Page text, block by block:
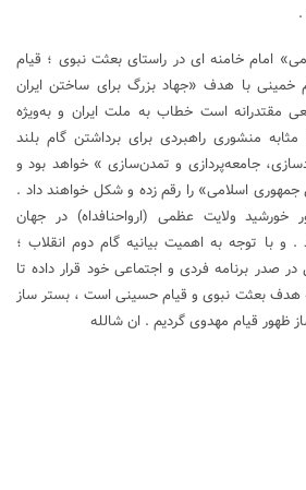
.
امام خامنه ای در راستای بعثت نبوی ؛ قیام
خمینی با هدف «جهاد بزرگ برای ساختن ایران
مقتدرانه است خطاب به ملت ایران و به‌ویژه
منشوری راهبردی برای برداشتن گام بلند
جامعه‌پردازی و تمدن‌سازی » خواهد بود و
اسلامی» را رقم زده و شکل خواهند داد .
خورشید ولایت عظمی (ارواحنافداه) در جهان
و با توجه به اهمیت بیانیه گام دوم انقلاب ؛
صدر برنامه فردی و اجتماعی خود قرار داده تا
هدف بعثت نبوی و قیام حسینی است ، بستر ساز
ظهور قیام مهدوی گردیم . ان شالله